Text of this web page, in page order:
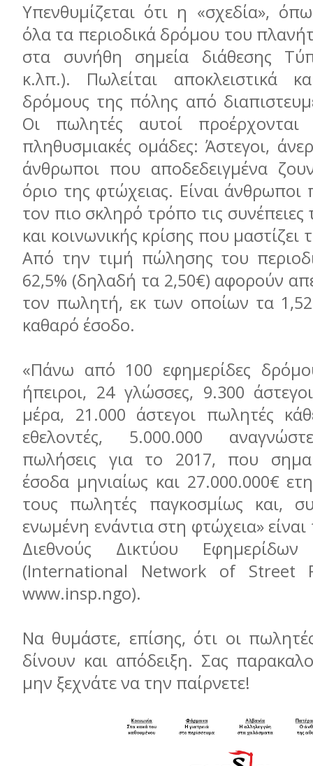
Υπενθυμίζεται ότι η «σχεδία»,
όλα τα περιοδικά δρόμου του
στα συνήθη σημεία διάθεσης
κ.λπ.). Πωλείται αποκλειστικά
δρόμους της πόλης από
Οι πωλητές αυτοί
πληθυσμιακές ομάδες: Άστεγοι,
άνθρωποι που αποδεδειγμένα
όριο της φτώχειας. Είναι
τον πιο σκληρό τρόπο τις συνέπειες
και κοινωνικής κρίσης που μαστίζει
Από την τιμή πώλησης του
62,5% (δηλαδή τα 2,50€) αφορούν
τον πωλητή, εκ των οποίων τα
καθαρό έσοδο.
«Πάνω από 100 εφημερίδες
ήπειροι, 24 γλώσσες, 9.300
μέρα, 21.000 άστεγοι πωλητές
εθελοντές, 5.000.000
πωλήσεις για το 2017, που
έσοδα μηνιαίως και 27.000.000€
τους πωλητές παγκοσμίως και,
ενωμένη ενάντια στη φτώχεια»
Διεθνούς Δικτύου
(International Network of Street
www.insp.ngo).
Να θυμάστε, επίσης, ότι οι
δίνουν και απόδειξη. Σας
μην ξεχνάτε να την παίρνετε!